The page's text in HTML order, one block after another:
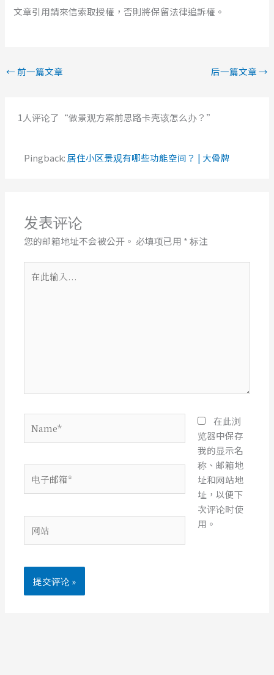
文章引用請來信索取授權，否則將保留法律追訴權。
← 前一篇文章 后一篇文章→
1人评论了“做景观方案前思路卡壳该怎么办？”
Pingback:居住小区景观有哪些功能空间？ | 大骨牌
发表评论
您的邮箱地址不会被公开。 必填项已用 *标注
子
箱
站
在此浏
览器中保存
我的显示名
称、邮箱地
址和网站地
址，以便下
次评论时使
用。